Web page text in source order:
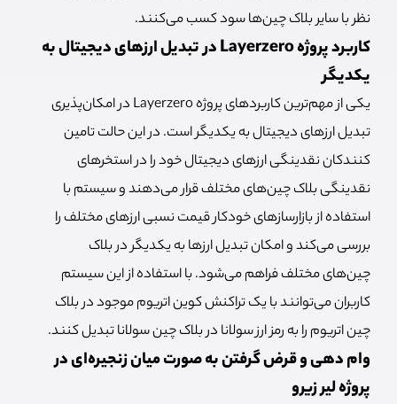
نظر با سایر بلاک چین‌ها سود کسب می‌کنند.
کاربرد پروژه Layerzero در تبدیل ارزهای دیجیتال به
یکدیگر
یکی از مهم‌ترین کاربردهای پروژه Layerzero در امکان‌پذیری
تبدیل ارزهای دیجیتال به یکدیگر است. در این حالت تامین
کنندکان نقدینگی ارزهای دیجیتال خود را در استخرهای
نقدینگی بلاک چین‌های مختلف قرار می‌دهند و سیستم با
استفاده از بازارسازهای خودکار قیمت نسبی ارزهای مختلف را
بررسی می‌کند و امکان تبدیل ارزها به یکدیگر در بلاک
چین‌های مختلف فراهم می‌شود. با استفاده از این سیستم
کاربران می‌توانند با یک تراکنش کوین اتریوم موجود در بلاک
چین اتریوم را به رمز ارز سولانا در بلاک چین سولانا تبدیل کنند.
وام دهی و قرض گرفتن به صورت میان زنجیره‌ای در
پروژه لیر زیرو